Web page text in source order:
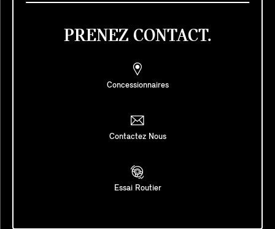
PRENEZ CONTACT.
Concessionnaires
Contactez Nous
Essai Routier